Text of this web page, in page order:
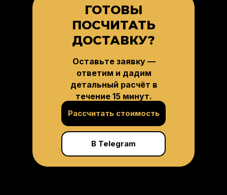
Рассчитать стоимость
В Telegram
ГОТОВЫ
ПОСЧИТАТЬ
ДОСТАВКУ?
Оставьте заявку —
ответим и дадим
детальный расчёт в
течение 15 минут.